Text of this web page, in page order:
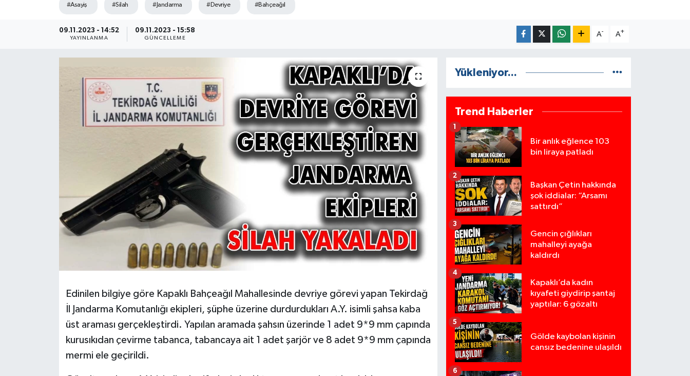
#Asayiş #Silah #Jandarma #Devriye #Bahçeağıl
09.11.2023 - 14:52
YAYINLANMA
09.11.2023 - 15:58
GÜNCELLEME
A- A+
Edinilen bilgiye göre Kapaklı Bahçeağıl Mahallesinde devriye görevi yapan Tekirdağ
İl Jandarma Komutanlığı ekipleri, şüphe üzerine durdurdukları A.Y. isimli şahsa kaba
üst araması gerçekleştirdi. Yapılan aramada şahsın üzerinde 1 adet 9*9 mm çapında
kurusıkıdan çevirme tabanca, tabancaya ait 1 adet şarjör ve 8 adet 9*9 mm çapında
mermi ele geçirildi.
Yükleniyor...
Trend Haberler
Bir anlık eğlence 103
bin liraya patladı
1
Başkan Çetin hakkında
şok iddialar: “Arsamı
sattırdı”
2
Gencin çığlıkları
mahalleyi ayağa
kaldırdı
3
Kapaklı’da kadın
kıyafeti giydirip şantaj
yaptılar: 6 gözaltı
4
Gölde kaybolan kişinin
cansız bedenine ulaşıldı
5
6